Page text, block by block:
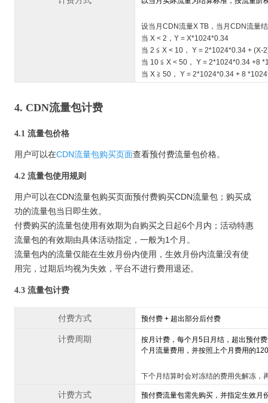
设当月CDN流量X TB，当月CDN流量
当 X < 2，Y = X*1024*0.34
当 2 ≦ X < 10， Y = 2*1024*0.34 + (X-
当 10 ≦ X < 50， Y = 2*1024*0.34 +8
当 X ≧ 50， Y = 2*1024*0.34 + 8
4. CDN流量包计费
4.1 流量包价格
用户可以在CDN流量包购买页面查看预付费流量包价格。
4.2 流量包使用规则
用户可以在CDN流量包购买页面预付费购买CDN流量包；购买成
功的流量包当日即生效。
付费购买的流量包使用有效期为自购买之日起6个月内；活动特惠
流量包的有效期由具体活动指定，一般为1个月。
流量包内的流量仅能在生效月份内使用，生效月份内流量没有使
用完，过期后均视为失效，平台不进行费用退还。
4.3 流量包计费
付费方式 预付费 + 超出部分后付费
计费周期
按月计费，每个月5日月结，超出预付
个月流量费用，并按照上个月费用的
下个月结算时会对冻结的费用先解冻，
计费方式 预付费流量包需先购买，并指定生效月